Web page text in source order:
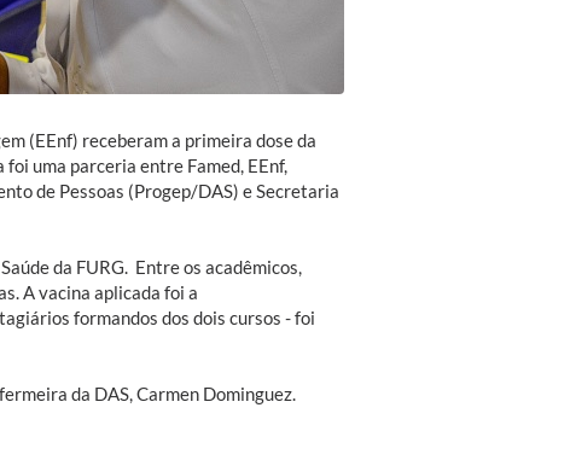
(EEnf) receberam a primeira dose da
uma parceria entre Famed, EEnf,
de Pessoas (Progep/DAS) e Secretaria
da FURG. Entre os acadêmicos,
A vacina aplicada foi a
formandos dos dois cursos - foi
da DAS, Carmen Dominguez.